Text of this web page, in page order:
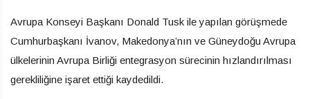
Avrupa Konseyi Başkanı Donald Tusk ile yapılan görüşmede
Cumhurbaşkanı İvanov, Makedonya’nın ve Güneydoğu Avrupa
ülkelerinin Avrupa Birliği entegrasyon sürecinin hızlandırılması
gerekliliğine işaret ettiği kaydedildi.